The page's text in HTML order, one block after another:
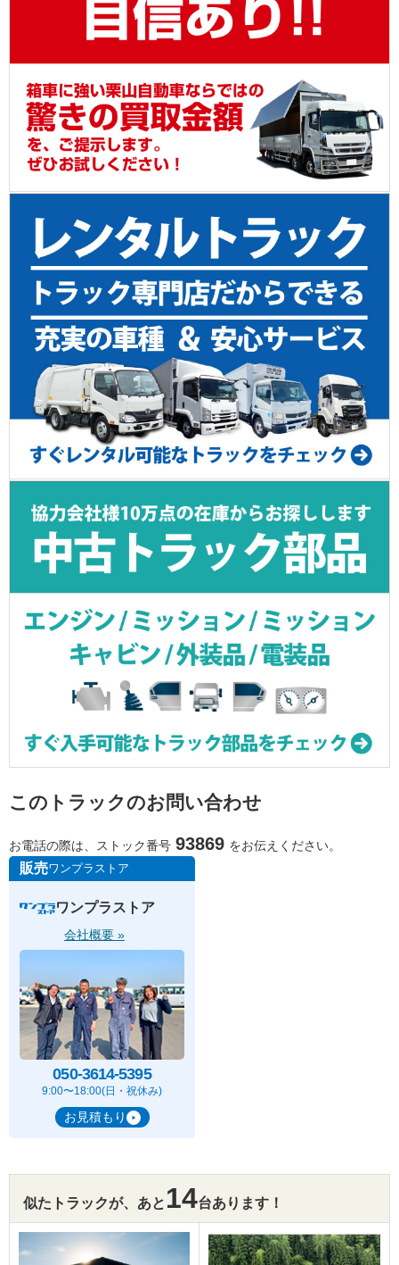
このトラックのお問い合わせ
お電話の際は、ストック番号 93869 をお伝えください。
販売ワンプラストア
ワンプラストア
会社概要 »
050-3614-5395
9:00〜18:00(日・祝休み)
お見積もり
似たトラックが、あと 14台あります！